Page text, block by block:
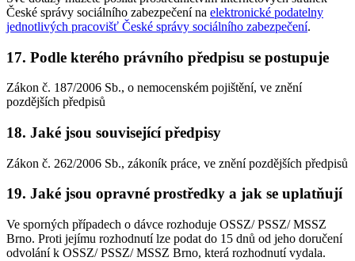
České správy sociálního zabezpečení na elektronické podatelny
jednotlivých pracovišť České správy sociálního zabezpečení.
17. Podle kterého právního předpisu se postupuje
Zákon č. 187/2006 Sb., o nemocenském pojištění, ve znění
pozdějších předpisů
18. Jaké jsou související předpisy
Zákon č. 262/2006 Sb., zákoník práce, ve znění pozdějších předpisů
19. Jaké jsou opravné prostředky a jak se uplatňují
Ve sporných případech o dávce rozhoduje OSSZ/ PSSZ/ MSSZ
Brno. Proti jejímu rozhodnutí lze podat do 15 dnů od jeho doručení
odvolání k OSSZ/ PSSZ/ MSSZ Brno, která rozhodnutí vydala.